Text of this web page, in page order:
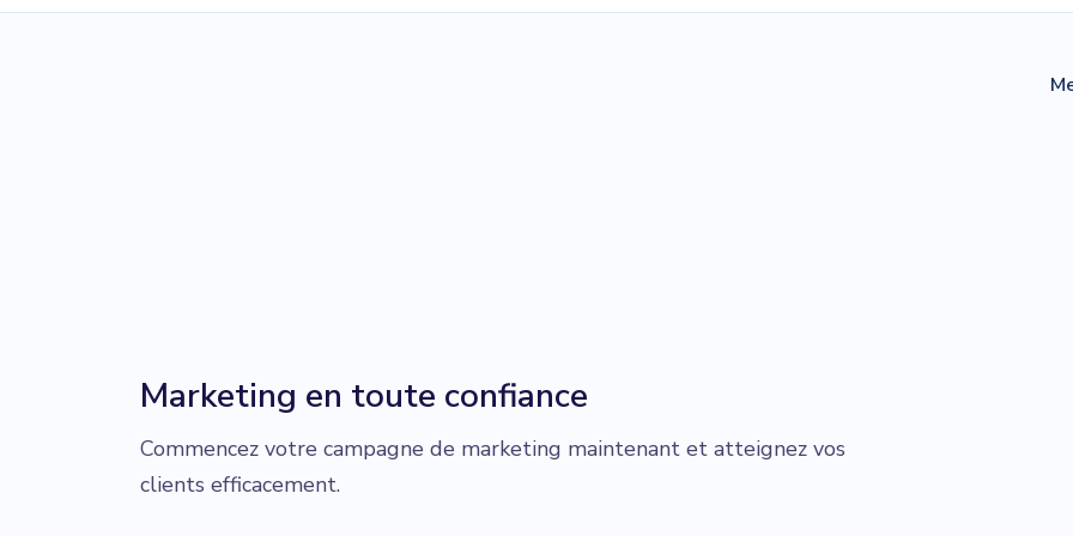
Marketing en toute confiance
Commencez votre campagne de marketing maintenant et atteignez vos
clients efficacement.